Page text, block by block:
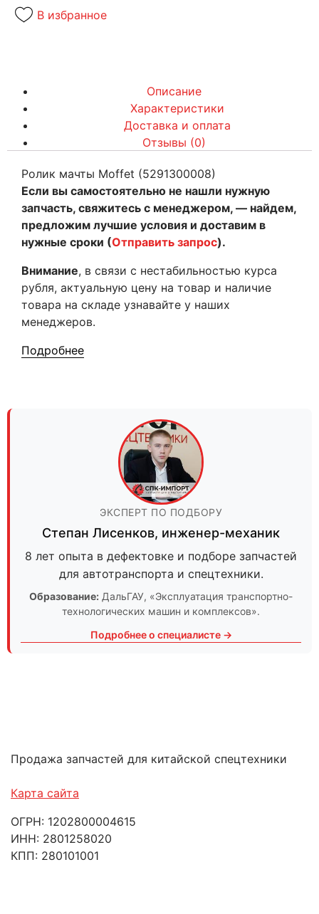
В избранное
Описание
Характеристики
Доставка и оплата
Отзывы (0)
Ролик мачты Moffet (5291300008)
Если вы самостоятельно не нашли нужную
запчасть, свяжитесь с менеджером, — найдем,
предложим лучшие условия и доставим в
нужные сроки (Отправить запрос).
Внимание, в связи с нестабильностью курса
рубля, актуальную цену на товар и наличие
товара на складе узнавайте у наших
менеджеров.
Подробнее
ЭКСПЕРТ ПО ПОДБОРУ
Степан Лисенков, инженер-механик
8 лет опыта в дефектовке и подборе запчастей
для автотранспорта и спецтехники.
Образование: ДальГАУ, «Эксплуатация транспортно-
технологических машин и комплексов».
Подробнее о специалисте →
Продажа запчастей для китайской спецтехники
Карта сайта
ОГРН: 1202800004615
ИНН: 2801258020
КПП: 280101001